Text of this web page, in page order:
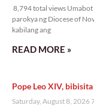
8,794 total views
parokya ng Diocese of
kabilang ang
READ MORE »
Pope Leo XIV,
Saturday, August 8, 2026